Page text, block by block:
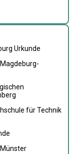
Urkunde
für Technik